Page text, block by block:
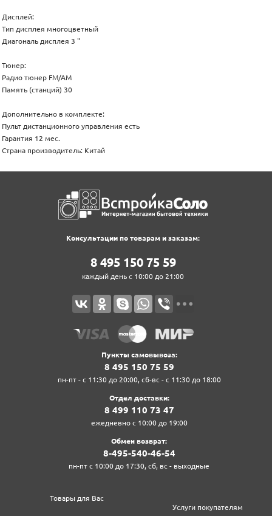
Дисплей:
Тип дисплея многоцветный
Диагональ дисплея 3 "
Тюнер:
Радио тюнер FM/AM
Память (станций) 30
Дополнительно в комплекте:
Пульт дистанционного управления есть
Гарантия 12 мес.
Страна производитель: Китай
Консультации по товарам и заказам:
8‍ 4‍9‍5‍ 1‍5‍0‍ 7‍5‍ 5‍9‍
каждый день с 10:00 до 21:00
Пункты самовывоза:
8‍ 4‍9‍5‍ 1‍5‍0‍ 7‍5‍ 5‍9‍
пн-пт - с 11:30 до 20:00, сб-вс - с 11:30 до 18:00
Отдел доставки:
8‍ 4‍9‍9‍ 1‍1‍0‍ 7‍3‍ 4‍7‍
ежедневно с 10:00 до 19:00
Обмен возврат:
8‍-4‍9‍5‍-5‍4‍0‍-4‍6‍-5‍4‍
пн-пт с 10:00 до 17:30, сб, вс - выходные
Товары для Вас
Услуги покупателям